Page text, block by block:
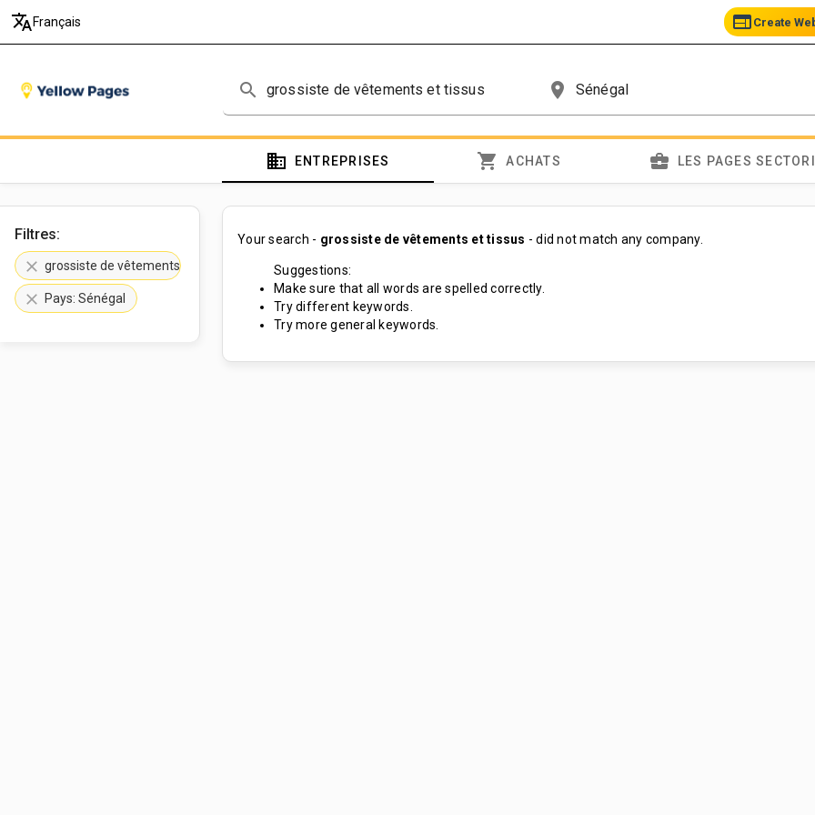
translate Français web Create
search place
domain ENTREPRISES shopping_cart ACHATS business_center LES PAGES
Filtres:
clear grossiste de vêtements et tissus
clear Pays: Sénégal
Your search - grossiste de vêtements et tissus - did not match any company.
Suggestions:
Make sure that all words are spelled correctly.
Try different keywords.
Try more general keywords.